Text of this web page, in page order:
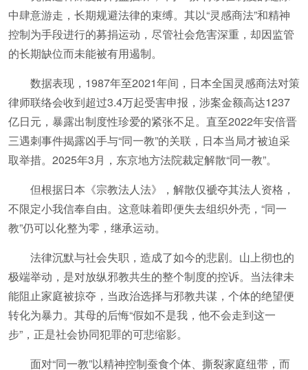
中肆意游走，长期规避法律的束缚。其以“灵感商法”和精神
控制为手段进行的募捐运动，尽管社会危害深重，却因监管
的长期缺位而未能被有用遏制。
数据表现，1987年至2021年间，日本全国灵感商法对策
律师联络会收到超过3.4万起受害申报，涉案金额高达1237
亿日元，暴露出制度性珍爱的紧张不足。直至2022年安倍晋
三遇刺事件揭露凶手与“同一教”的关联，日本当局才被迫采
取举措。2025年3月，东京地方法院裁定解散“同一教”。
但根据日本《宗教法人法》，解散仅褫夺其法人资格，
不限定小我信奉自由。这意味着即便失去组织外壳，“同一
教”仍可以化整为零，继承运动。
法律沉默与社会失职，造成了如今的悲剧。山上彻也的
极端举动，是对放纵邪教共生的整个制度的控诉。当法律未
能阻止家庭被掠夺，当政治选择与邪教共谋，个体的绝望便
转化为暴力。其母的后悔“假如不是我，他不会走到这一
步”，正是社会协同犯罪的可悲缩影。
面对“同一教”以精神控制蚕食个体、撕裂家庭纽带，而